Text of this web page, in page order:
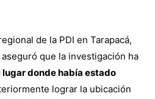
de la PDI en Tarapacá,
aseguró que la investigación ha
donde había estado
lograr la ubicación